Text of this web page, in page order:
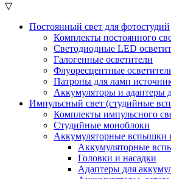
▽
Постоянный свет для фотостудий
Комплекты постоянного
Светодиодные LED
Галогенные осветители
Флуоресцентные
Патроны для ламп
Аккумуляторы и адаптеры
Импульсный свет (студийные
Комплекты импульсного
Студийные моноблоки
Аккумуляторные вспышки
Аккумуляторные
Головки и насадки
Адаптеры для